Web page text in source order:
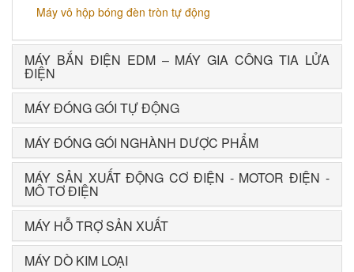
Máy vô hộp bóng đèn tròn tự động
MÁY BẮN ĐIỆN EDM – MÁY GIA CÔNG TIA LỬA
ĐIỆN
MÁY ĐÓNG GÓI TỰ ĐỘNG
MÁY ĐÓNG GÓI NGHÀNH DƯỢC PHẨM
MÁY SẢN XUẤT ĐỘNG CƠ ĐIỆN - MOTOR ĐIỆN -
MÔ TƠ ĐIỆN
MÁY HỖ TRỢ SẢN XUẤT
MÁY DÒ KIM LOẠI